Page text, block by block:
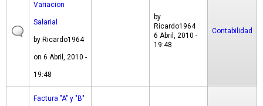
Variacion
Salarial
by Ricardo1964
on 6 Abril, 2010 -
19:48
by
Ricardo1964
6 Abril, 2010 -
19:48
Contabilidad
Factura "A" y "B"